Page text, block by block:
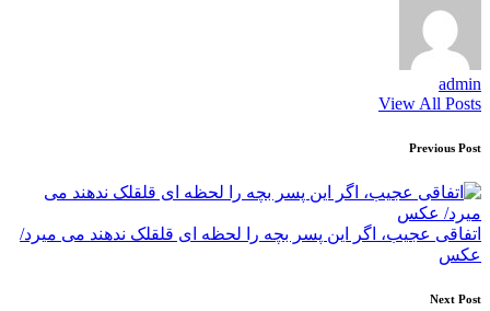
admin
View All Posts
Post
navigation
Previous Post
اتفاقی عجیب، اگر این پسر بچه را لحظه ای قلقلک ندهند می میرد/
عکس
Next Post